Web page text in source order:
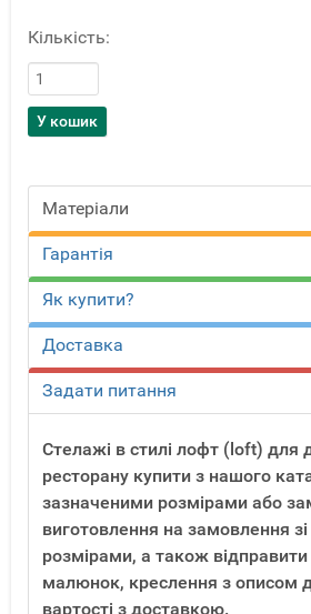
Кількість:
Матеріали
Гарантія
Як купити?
Доставка
Задати питання
Стелажі в стилі лофт (loft) для
ресторану купити з нашого
зазначеними розмірами або
виготовлення на замовлення
розмірами, а також
малюнок, креслення з описом
вартості з доставкою.